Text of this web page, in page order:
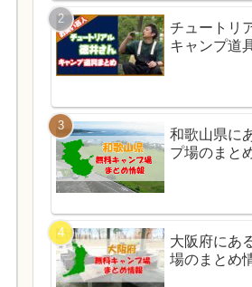
チュートリ
キャンプ道
和歌山県に
プ場のまと
大阪府にあ
場のまとめ